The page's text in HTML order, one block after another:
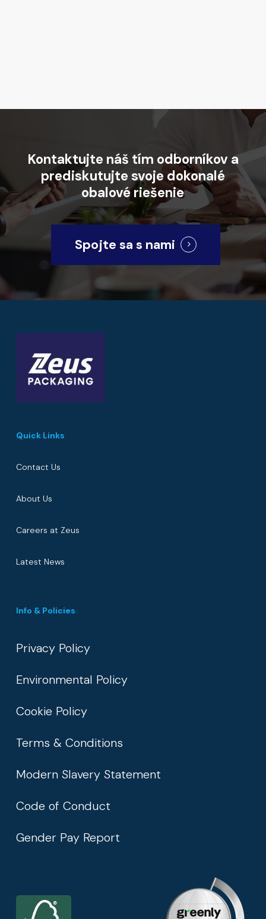
Kontaktujte náš tím odborníkov a
prediskutujte svoje dokonalé
obalovériešenie
Spojte sa s nami
Quick Links
Contact Us
About Us
Careers at Zeus
Latest News
Info & Policies
Privacy Policy
Environmental Policy
Cookie Policy
Terms & Conditions
Modern Slavery Statement
Code of Conduct
Gender Pay Report